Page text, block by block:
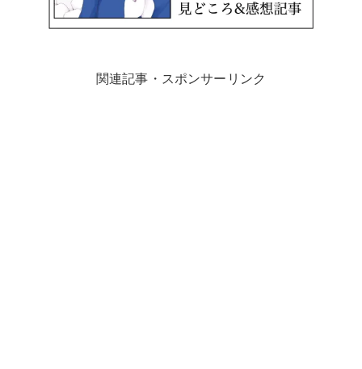
関連記事・スポンサーリンク